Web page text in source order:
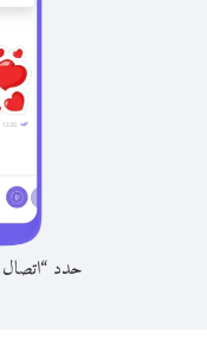
حدد “اتصال Viber Out” من عنوان المحادثة